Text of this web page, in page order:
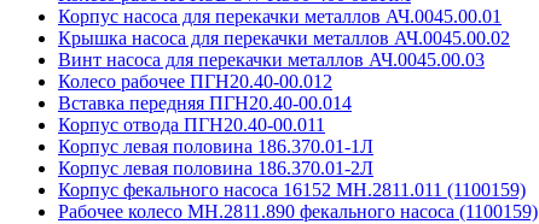
Корпус насоса для перекачки металлов АЧ.0045.00.01
Крышка насоса для перекачки металлов АЧ.0045.00.02
Винт насоса для перекачки металлов АЧ.0045.00.03
Колесо рабочее ПГН20.40-00.012
Вставка передняя ПГН20.40-00.014
Корпус отвода ПГН20.40-00.011
Корпус левая половина 186.370.01-1Л
Корпус левая половина 186.370.01-2Л
Корпус фекального насоса 16152 MH.2811.011 (1100159)
Рабочее колесо MH.2811.890 фекального насоса (1100159)